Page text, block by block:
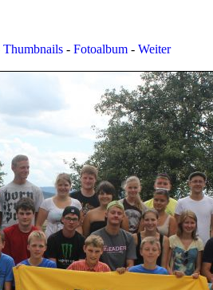
Thumbnails- Fotoalbum- Weiter